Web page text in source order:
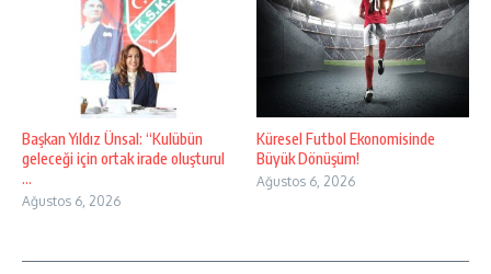
Başkan Yıldız Ünsal: “Kulübün
geleceği için ortak irade oluşturul
...
Ağustos 6, 2026
Küresel Futbol Ekonomisinde
Büyük Dönüşüm!
Ağustos 6, 2026